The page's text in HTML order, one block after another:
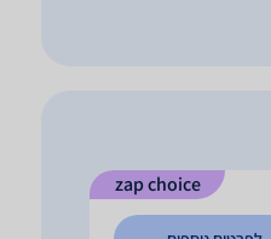
zap choice